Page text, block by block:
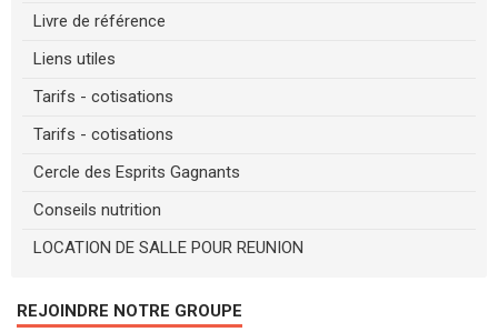
Livre de référence
Liens utiles
Tarifs - cotisations
Tarifs - cotisations
Cercle des Esprits Gagnants
Conseils nutrition
LOCATION DE SALLE POUR REUNION
REJOINDRE NOTRE GROUPE